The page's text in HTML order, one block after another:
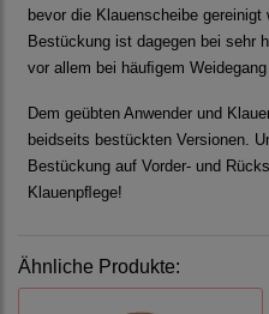
bevor die Klauenscheibe
Bestückung ist dagegen bei sehr
vor allem bei häuﬁgem
Dem geübten Anwender und
beidseits bestückten Versionen.
Bestückung auf Vorder- und
Klauenpﬂege!
Ähnliche Produkte: